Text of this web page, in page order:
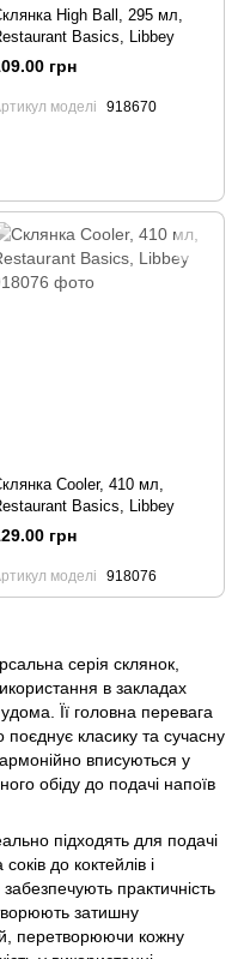
High Ball, 295 мл,
Basics, Libbey
грн
моделі 918670
Cooler, 410 мл,
Basics, Libbey
грн
моделі 918076
серія склянок,
в закладах
Її головна перевага
класику та сучасну
вписуються у
обіду до подачі напоїв
підходять для подачі
до коктейлів і
практичність
затишну
перетворюючи кожну